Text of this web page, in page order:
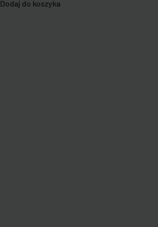
Dodaj do koszyka